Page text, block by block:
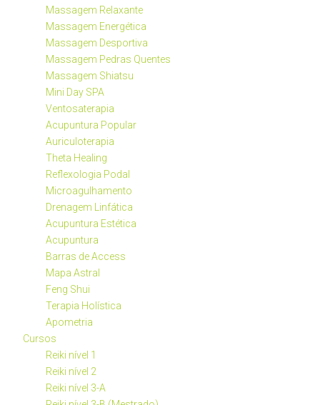
Massagem Relaxante
Massagem Energética
Massagem Desportiva
Massagem Pedras Quentes
Massagem Shiatsu
Mini Day SPA
Ventosaterapia
Acupuntura Popular
Auriculoterapia
Theta Healing
Reflexologia Podal
Microagulhamento
Drenagem Linfática
Acupuntura Estética
Acupuntura
Barras de Access
Mapa Astral
Feng Shui
Terapia Holística
Apometria
Cursos
Reiki nível 1
Reiki nível 2
Reiki nível 3-A